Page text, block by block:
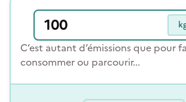
C’est autant d’émissions que pour
consommer ou parcourir...